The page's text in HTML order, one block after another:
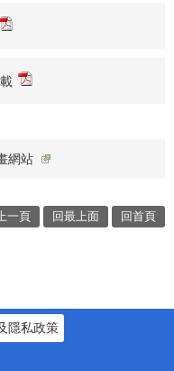
網站
一頁 回最上面 回首頁
隱私政策